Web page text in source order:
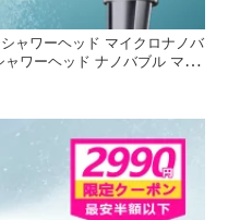
ャワーヘッド マイクロナノバ
ワーヘッド ナノバブル マイ
ア ミスト 高洗浄力 毛穴汚れ
美肌 美髪 汎用アダプター 取